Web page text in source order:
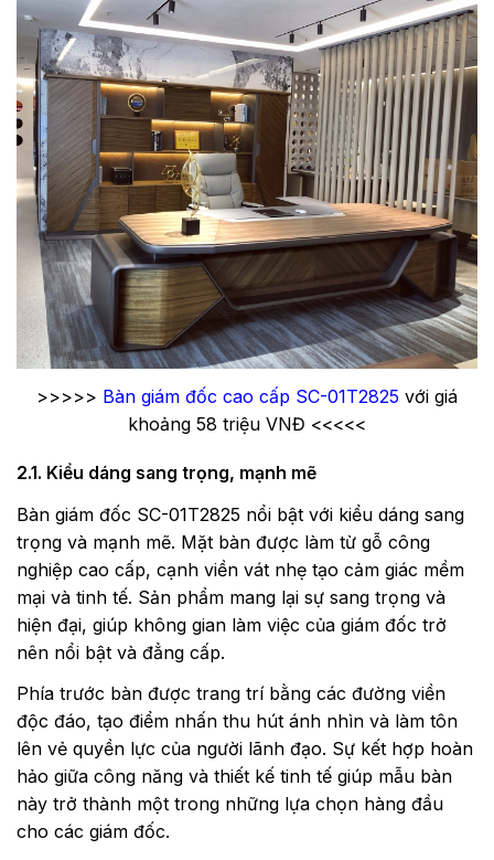
>>>>> Bàn giám đốc cao cấp SC-01T2825 với giá
khoảng 58 triệu VNĐ <<<<<
2.1. Kiểu dáng sang trọng, mạnh mẽ
Bàn giám đốc SC-01T2825 nổi bật với kiểu dáng sang
trọng và mạnh mẽ. Mặt bàn được làm từ gỗ công
nghiệp cao cấp, cạnh viền vát nhẹ tạo cảm giác mềm
mại và tinh tế. Sản phẩm mang lại sự sang trọng và
hiện đại, giúp không gian làm việc của giám đốc trở
nên nổi bật và đẳng cấp.
Phía trước bàn được trang trí bằng các đường viền
độc đáo, tạo điểm nhấn thu hút ánh nhìn và làm tôn
lên vẻ quyền lực của người lãnh đạo. Sự kết hợp hoàn
hảo giữa công năng và thiết kế tinh tế giúp mẫu bàn
này trở thành một trong những lựa chọn hàng đầu
cho các giám đốc.